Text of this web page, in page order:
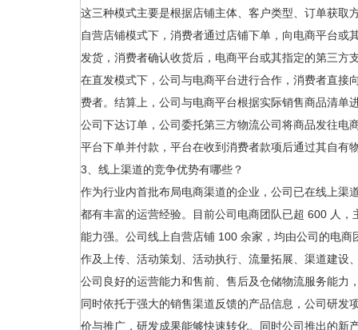
这三种模式主要是根据店铺主体、客户类型、订单获取
自营店铺模式下，消费者通过店铺下单，向电商平台
发货，消费者确认收货后，电商平台或其指定的第三方
在直发模式下，公司与电商平台进行合作，消费者直接
费者。结算上，公司与电商平台根据实际销售商品清
公司下达订单，公司委托第三方物流公司将商品发往电
平台下单并付款，平台在收到消费者款项后通过其自有
3、线上渠道的竞争优势有哪些？
作为行业内首批布局电商渠道的企业，公司已在线上渠
都有丰富的运营经验。目前公司电商团队已超 600 人
能力强。公司线上自营店铺 100 余家，均由公司的电
作及上传、活动策划、活动执行、流量拓展、渠道建设
公司良好的运营能力和售前、售后及仓储物流服务能力
同时依托于强大的销售渠道反馈的产品信息，公司研
价与推广，研发成果能够快速转化。同时公司推出的新